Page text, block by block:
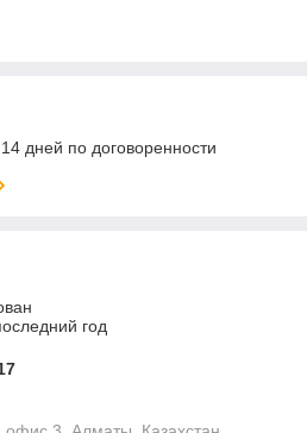
дней по договоренности
год